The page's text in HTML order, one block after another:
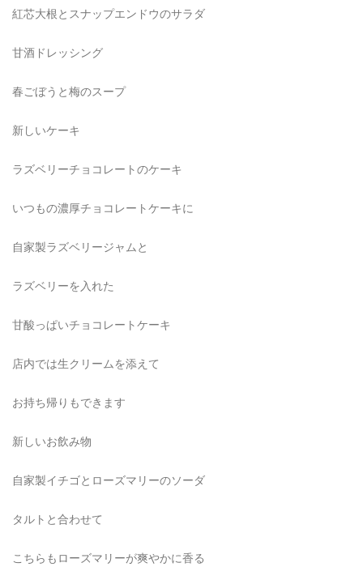
紅芯大根とスナップエンドウのサラダ
甘酒ドレッシング
春ごぼうと梅のスープ
新しいケーキ
ラズベリーチョコレートのケーキ
いつもの濃厚チョコレートケーキに
自家製ラズベリージャムと
ラズベリーを入れた
甘酸っぱいチョコレートケーキ
店内では生クリームを添えて
お持ち帰りもできます
新しいお飲み物
自家製イチゴとローズマリーのソーダ
タルトと合わせて
こちらもローズマリーが爽やかに香る